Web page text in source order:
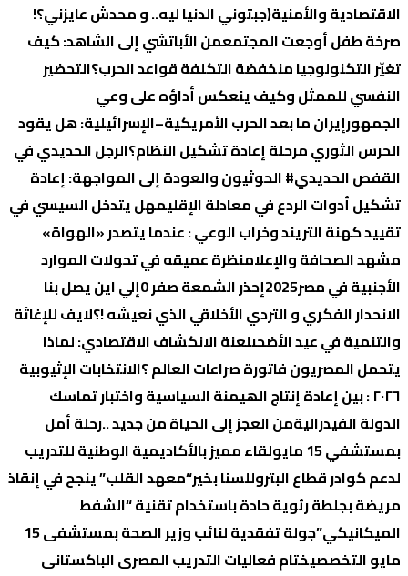
الاقتصادية والأمنية(جبتوني الدنيا ليه.. و محدش عايزني؟!
صرخة طفل أوجعت المجتمعمن الأباتشي إلى الشاهد: كيف
تغيّر التكنولوجيا منخفضة التكلفة قواعد الحرب؟التحضير
النفسي للممثل وكيف ينعكس أداؤه على وعي
الجمهورإيران ما بعد الحرب الأمريكية–الإسرائيلية: هل يقود
الحرس الثوري مرحلة إعادة تشكيل النظام؟الرجل الحديدي في
القفص الحديدي# الحوثيون والعودة إلى المواجهة: إعادة
تشكيل أدوات الردع في معادلة الإقليمهل يتدخل السيسي في
تقييد كهنة التريند وخراب الوعي : عندما يتصدر «الهواة»
مشهد الصحافة والإعلامنظرة عميقه في تحولات الموارد
الأجنبية في مصر2025
إحذر الشمعة صفر 0 إلي اين يصل بنا
الانحدار الفكري و التردي الأخلاقي الذي نعيشه !؟لايف للإغاثة
والتنمية في عيد الأضحىلعنة الانكشاف الاقتصادي: لماذا
یتحمل المصریون فاتورة صراعات العالم ؟الانتخابات الإثیوبیة
٢٠٢٦ : بین إعادة إنتاج الھیمنة السیاسیة واختبار تماسك
الدولة الفیدرالیةمن العجز إلى الحياة من جديد ..رحلة أمل
بمستشفي 15 مايو
لقاء مميز بالأكاديمية الوطنية للتدريب
لدعم كوادر قطاع البتروللسنا بخير“معهد القلب” ينجح في إنقاذ
مريضة بجلطة رئوية حادة باستخدام تقنية “الشفط
الميكانيكي”
جولة تفقدية لنائب وزير الصحة بمستشفى 15
مايو التخصصيختام فعاليات التدريب المصرى الباكستانى